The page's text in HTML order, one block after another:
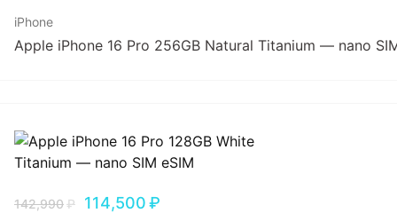
iPhone
Apple iPhone 16 Pro 256GB Natural Titanium — nano
142,990₽ 114,500₽